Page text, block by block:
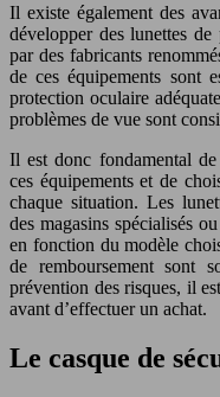
Il existe également des
développer des lunettes
par des fabricants
de ces équipements sont
protection oculaire
problèmes de vue sont
Il est donc fondamental
ces équipements et de
chaque situation. Les
des magasins spécialisés
en fonction du modèle
de remboursement sont
prévention des risques, il
avant d’effectuer un achat.
Le casque de